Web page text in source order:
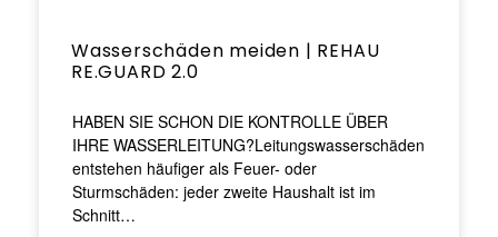
Wasserschäden meiden | REHAU
RE.GUARD 2.0
HABEN SIE SCHON DIE KONTROLLE ÜBER
IHRE WASSERLEITUNG?Leitungswasserschäden
entstehen häufiger als Feuer- oder
Sturmschäden: jeder zweite Haushalt ist im
Schnitt…